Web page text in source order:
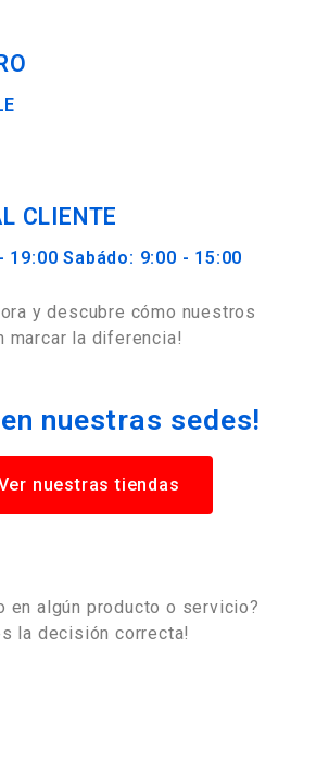
CLIENTE
19:00 Sabádo: 9:00 - 15:00
y descubre cómo nuestros
marcar la diferencia!
nuestras sedes!
nuestras tiendas
en algún producto o servicio?
la decisión correcta!